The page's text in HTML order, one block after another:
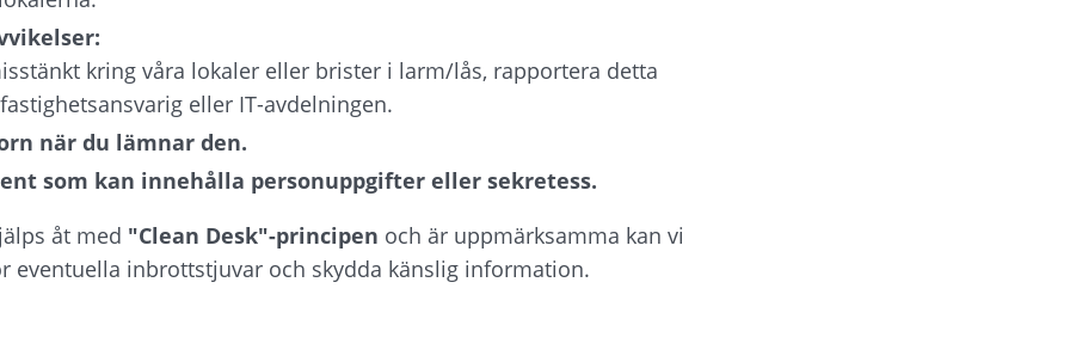
kring våra lokaler eller brister i larm/lås, rapportera detta
eller IT-avdelningen.
när du lämnar den.
som kan innehålla personuppgifter eller sekretess.
åt med "Clean Desk"-principen och är uppmärksamma kan vi
eventuella inbrottstjuvar och skydda känslig information.